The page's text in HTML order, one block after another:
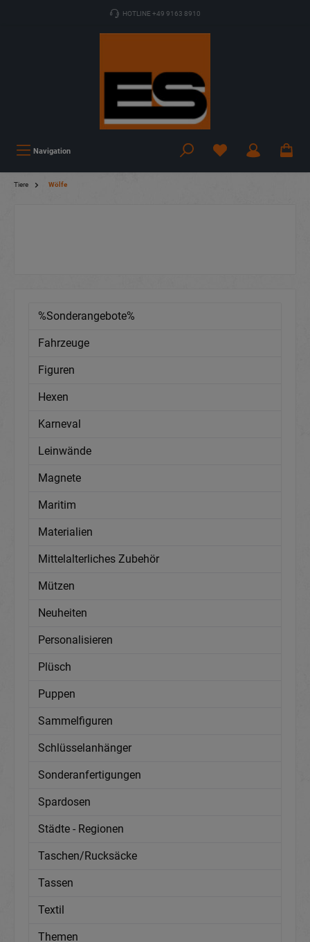
HOTLINE +49 9163 8910
Navigation
Tiere Wölfe
%Sonderangebote%
Fahrzeuge
Figuren
Hexen
Karneval
Leinwände
Magnete
Maritim
Materialien
Mittelalterliches Zubehör
Mützen
Neuheiten
Personalisieren
Plüsch
Puppen
Sammelfiguren
Schlüsselanhänger
Sonderanfertigungen
Spardosen
Städte - Regionen
Taschen/Rucksäcke
Tassen
Textil
Themen